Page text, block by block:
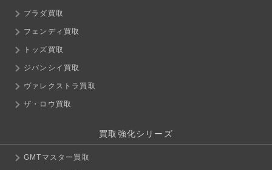
プラダ買取
フェンディ買取
トッズ買取
ジバンシイ買取
ヴァレクストラ買取
ザ・ロウ買取
買取強化シリーズ
GMTマスター買取